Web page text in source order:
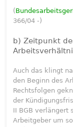
(
366/04 -)
b) Zeitpunkt
Auch das klingt
den Beginn des
Rechtsfolgen
der
II BGB verlängert
Arbeitgeber um